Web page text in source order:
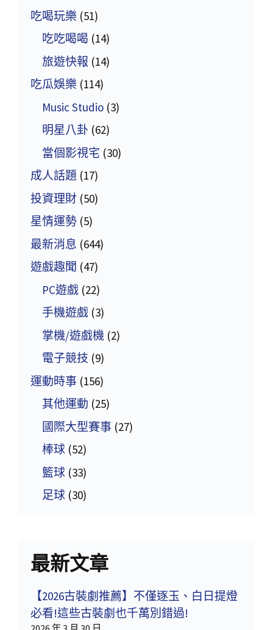
吃喝玩樂 (51)
吃吃喝喝 (14)
旅遊快報 (14)
吃瓜娛樂 (114)
Music Studio (3)
明星八卦 (62)
當個影視宅 (30)
成人話題 (17)
投資理財 (50)
星情運勢 (5)
最新消息 (644)
遊戲趣聞 (47)
PC遊戲 (22)
手機遊戲 (3)
掌機/遊戲機 (2)
電子競技 (9)
運動時事 (156)
其他運動 (25)
國際大型賽事 (27)
棒球 (52)
籃球 (33)
足球 (30)
最新文章
【2026古裝劇推薦】不僅逐玉、白日提燈
必看!這些古裝劇也千萬別錯過!